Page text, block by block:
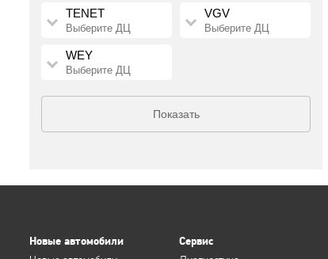
TENET
Выберите ДЦ
VGV
Выберите ДЦ
WEY
Выберите ДЦ
Показать
Новые автомобили
Сервис